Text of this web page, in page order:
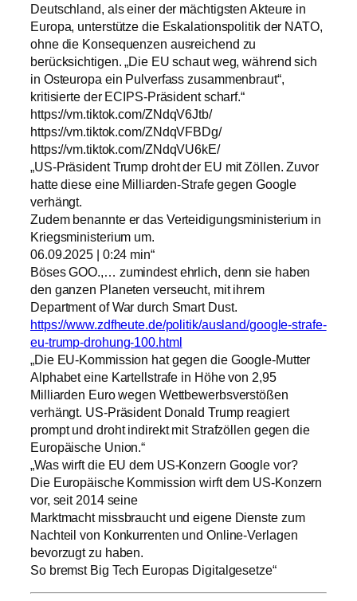
Deutschland, als einer der mächtigsten Akteure in
Europa, unterstütze die Eskalationspolitik der NATO,
ohne die Konsequenzen ausreichend zu
berücksichtigen. „Die EU schaut weg, während sich
in Osteuropa ein Pulverfass zusammenbraut“,
kritisierte der ECIPS-Präsident scharf.“
https://vm.tiktok.com/ZNdqV6Jtb/
https://vm.tiktok.com/ZNdqVFBDg/
https://vm.tiktok.com/ZNdqVU6kE/
„US-Präsident Trump droht der EU mit Zöllen. Zuvor
hatte diese eine Milliarden-Strafe gegen Google
verhängt.
Zudem benannte er das Verteidigungsministerium in
Kriegsministerium um.
06.09.2025 | 0:24 min“
Böses GOO.,… zumindest ehrlich, denn sie haben
den ganzen Planeten verseucht, mit ihrem
Department of War durch Smart Dust.
https://www.zdfheute.de/politik/ausland/google-strafe-
eu-trump-drohung-100.html
„Die EU-Kommission hat gegen die Google-Mutter
Alphabet eine Kartellstrafe in Höhe von 2,95
Milliarden Euro wegen Wettbewerbsverstößen
verhängt. US-Präsident Donald Trump reagiert
prompt und droht indirekt mit Strafzöllen gegen die
Europäische Union.“
„Was wirft die EU dem US-Konzern Google vor?
Die Europäische Kommission wirft dem US-Konzern
vor, seit 2014 seine
Marktmacht missbraucht und eigene Dienste zum
Nachteil von Konkurrenten und Online-Verlagen
bevorzugt zu haben.
So bremst Big Tech Europas Digitalgesetze“